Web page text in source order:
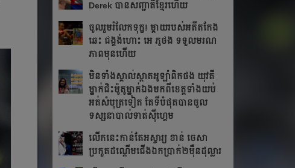
Derek​ បាន​សញ្ជាតិ​ខ្មែរ​ហើយ​
ចូលរួម​រំលែក​ទុក្ខ​! ម្ដាយ​របស់​អតីត​កែង​
ឆេះ​ ជង្គង់​ហោះ​ អេ​ ភូថង​ ទទួល​មរណ
ភាព​មុន​ហើយ
មិនទាំងស្គាល់ស្តាតអូឡាំពិកផង យុវតី
ម្នាក់ជិះម៉ូតូម្នាក់ឯងមកពីខេត្ត​ទាំង​យប់
អត់សំបុត្រទៀត តែ​ទី​បំផុត​បាន​ចូល​
ទស្សនា​បាល់ទាត់ស៊ីហ្គេម
លើក​នេះ​កាន់​តែ​អស្ចារ្យ ខាន់ ចេសា
ប្រកួត​ដណ្តើម​ជើង​ឯកប្រាក់២ម៉ឺនដុល្លារ​